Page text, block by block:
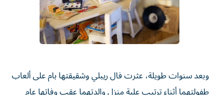
وبعد سنوات طويلة، عثرت فال ريبلي وشقيقتها بام على ألعاب